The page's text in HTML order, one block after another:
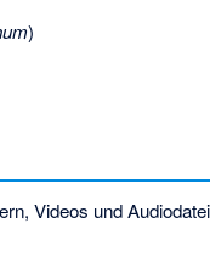
)
Videos und